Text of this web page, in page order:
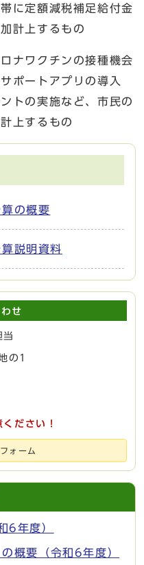
に定額減税補足給付金
計上するもの
ナワクチンの接種機会
ポートアプリの導入
トの実施など、市民の
上するもの
の概要
説明資料
せ
当
の1
ださい！
ォーム
6年度）
概要（令和6年度）